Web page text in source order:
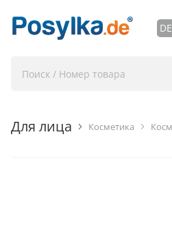
DE
Косметика
Для лица